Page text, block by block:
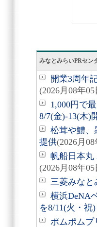
みなとみらいPRセン
開業3周年
(2026月08年05
1,000円で
8/7(金)-13(木)
松茸や鱧、
提供(2026月
帆船日本丸
(2026月08年05
三菱みなと
横浜DeNA
を8/11(火・祝
ポムポムプ